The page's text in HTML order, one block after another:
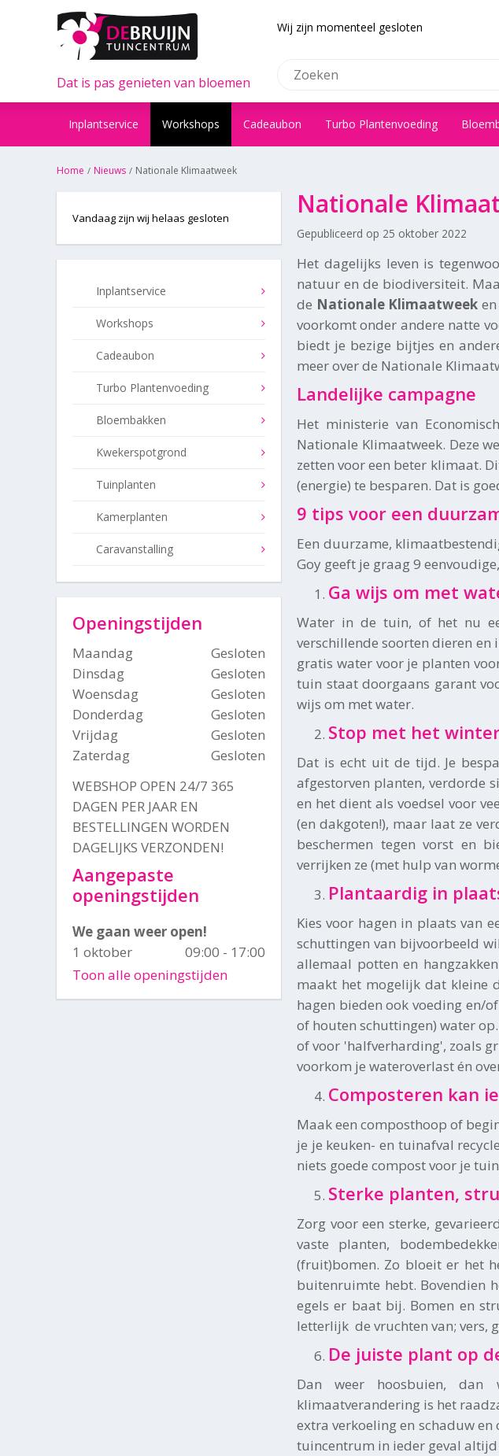
Home Nieuws Nationale Klimaatweek
Wij zijn momenteel gesloten
Dat is pas genieten van bloemen
Inplantservice Workshops Cadeaubon Turbo Plantenvoeding
Nationale
Gepubliceerd op 25 oktober 2022
Het dagelijks leven is
natuur en de biodiversiteit.
de Nationale Klimaatweek
voorkomt onder andere natte
biedt je bezige bijtjes en
meer over de Nationale
Landelijke campagne
Het ministerie van
Nationale Klimaatweek. Deze
zetten voor een beter klimaat.
(energie) te besparen. Dat is
9 tips voor een
Een duurzame,
Goy geeft je graag 9
Ga wijs om met
Water in de tuin, of het nu
verschillende soorten dieren en
gratis water voor je planten
tuin staat doorgaans garant
wijs om met water.
Stop met het
Dat is echt uit de tijd. Je
afgestorven planten, verdorde
en het dient als voedsel voor
(en dakgoten!), maar laat ze
beschermen tegen vorst en
verrijken ze (met hulp van
Plantaardig in
Kies voor hagen in plaats van
schuttingen van bijvoorbeeld
allemaal potten en
maakt het mogelijk dat kleine
hagen bieden ook voeding en/
of houten schuttingen) water
of voor 'halfverharding', zoals
voorkom je wateroverlast én
Composteren kan
Maak een composthoop of
je je keuken- en tuinafval
niets goede compost voor je
Sterke planten,
Zorg voor een sterke,
vaste planten,
(fruit)bomen. Zo bloeit er het
buitenruimte hebt. Bovendien
egels er baat bij. Bomen en
letterlijk de vruchten van; vers,
De juiste plant op
Dan weer hoosbuien, dan
klimaatverandering is het
extra verkoeling en schaduw
tuincentrum in ieder geval
Vandaag zijn wij helaas gesloten
Inplantservice
Workshops
Cadeaubon
Turbo Plantenvoeding
Bloembakken
Kwekerspotgrond
Tuinplanten
Kamerplanten
Caravanstalling
Openingstijden
Maandag
Gesloten
Dinsdag
Gesloten
Woensdag
Gesloten
Donderdag
Gesloten
Vrijdag
Gesloten
Zaterdag
Gesloten
WEBSHOP OPEN 24/7 365
DAGEN PER JAAR EN
BESTELLINGEN WORDEN
DAGELIJKS VERZONDEN!
Aangepaste
openingstijden
We gaan weer open!
1 oktober
09:00 - 17:00
Toon alle openingstijden